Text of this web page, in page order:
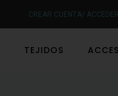
CREAR CUENTA/ ACCEDER
TEJIDOS